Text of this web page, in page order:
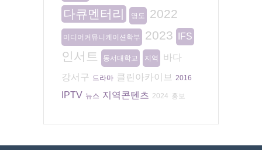
다큐멘터리
영도 2022
미디어커뮤니케이션학부 2023 IFS
인서트 동서대학교 지역
바다
강서구 드라마 클린아카이브 2016
IPTV 뉴스 지역콘텐츠 2024 홍보